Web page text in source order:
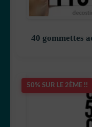
40 gommettes
50% SUR LE 2ÈME !!